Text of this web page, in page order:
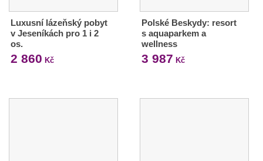
Luxusní lázeňský pobyt
v Jeseníkách pro 1 i 2
os.
2 860 Kč
Polské Beskydy: resort
s aquaparkem a
wellness
3 987 Kč